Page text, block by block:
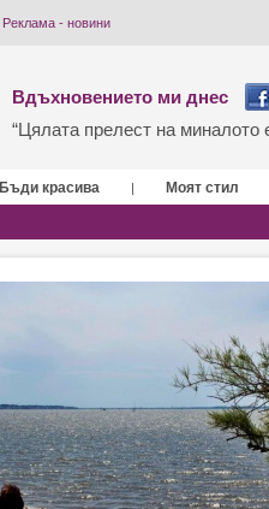
Реклама - новини
Вдъхновението ми днес
“Цялата прелест на миналото
Бъди красива | Моят стил